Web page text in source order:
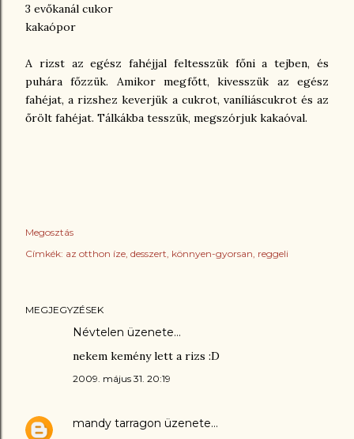
3 evőkanál cukor
kakaópor
A rizst az egész fahéjjal feltesszük főni a tejben, és
puhára főzzük. Amikor megfőtt, kivesszük az egész
fahéjat, a rizshez keverjük a cukrot, vaníliáscukrot és az
őrölt fahéjat. Tálkákba tesszük, megszórjuk kakaóval.
Megosztás
Címkék: az otthon íze desszert könnyen-gyorsan reggeli
MEGJEGYZÉSEK
Névtelen üzenete…
nekem kemény lett a rizs :D
2009. május 31. 20:19
mandy tarragon üzenete…